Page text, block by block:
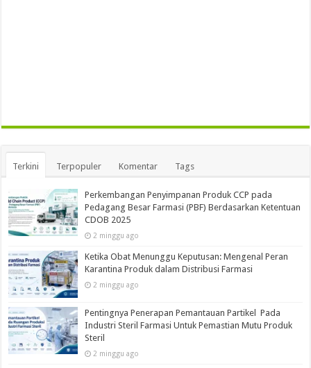
Terkini Terpopuler Komentar Tags
Perkembangan Penyimpanan Produk CCP pada
Pedagang Besar Farmasi (PBF) Berdasarkan Ketentuan
CDOB 2025
2 minggu ago
Ketika Obat Menunggu Keputusan: Mengenal Peran
Karantina Produk dalam Distribusi Farmasi
2 minggu ago
Pentingnya Penerapan Pemantauan Partikel Pada
Industri Steril Farmasi Untuk Pemastian Mutu Produk
Steril
2 minggu ago